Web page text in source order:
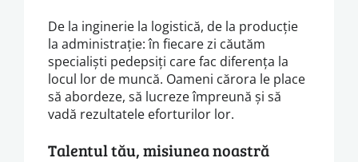
De la inginerie la logistică, de la producție
la administrație: în fiecare zi căutăm
specialiști pedepsiți care fac diferența la
locul lor de muncă. Oameni cărora le place
să abordeze, să lucreze împreună și să
vadă rezultatele eforturilor lor.
Talentul tău, misiunea noastră